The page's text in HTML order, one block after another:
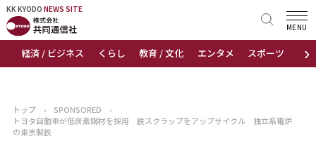
KK KYODO NEWS SITE
›
経済 / ビジネス くらし 教育 / 文化 エンタメ スポーツ 地域
MENU
KK KYODONEWS SITE
トップページ
ニュース
トップ › SPONSORED
›
トヨタ自動車が低炭素鋼材を採用 鉄スクラップをアップサイクル 独立系電炉
の東京製鉄